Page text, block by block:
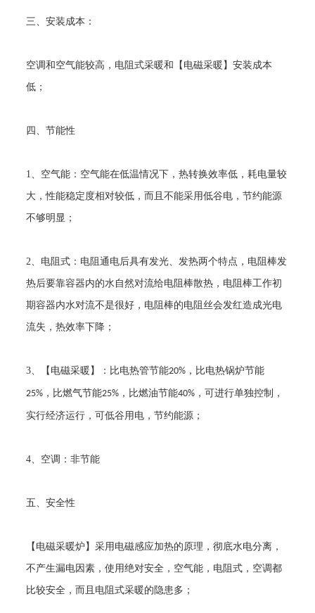
三、安装成本：
空调和空气能较高，电阻式采暖和【电磁采暖】安装成本
低；
四、节能性
1、空气能：空气能在低温情况下，热转换效率低，耗电量较
大，性能稳定度相对较低，而且不能采用低谷电，节约能源
不够明显；
2、电阻式：电阻通电后具有发光、发热两个特点，电阻棒发
热后要靠容器内的水自然对流给电阻棒散热，电阻棒工作初
期容器内水对流不是很好，电阻棒的电阻丝会发红造成光电
流失，热效率下降；
3、【电磁采暖】：比电热管节能20% ，比电热锅炉节能
25% ，比燃气节能25% ，比燃油节能40% ，可进行单独控制，
实行经济运行，可低谷用电，节约能源；
4、空调：非节能
五、安全性
【电磁采暖炉】采用电磁感应加热的原理，彻底水电分离，
不产生漏电因素，使用绝对安全，空气能，电阻式，空调都
比较安全，而且电阻式采暖的隐患多；